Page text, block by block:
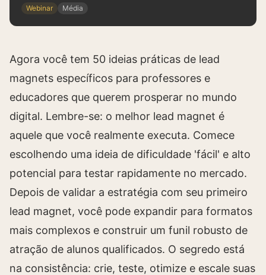
Webinar Média
Agora você tem 50 ideias práticas de lead
magnets específicos para professores e
educadores que querem prosperar no mundo
digital. Lembre-se: o melhor lead magnet é
aquele que você realmente executa. Comece
escolhendo uma ideia de dificuldade 'fácil' e alto
potencial para testar rapidamente no mercado.
Depois de validar a estratégia com seu primeiro
lead magnet, você pode expandir para formatos
mais complexos e construir um funil robusto de
atração de alunos qualificados. O segredo está
na consistência: crie, teste, otimize e escale suas